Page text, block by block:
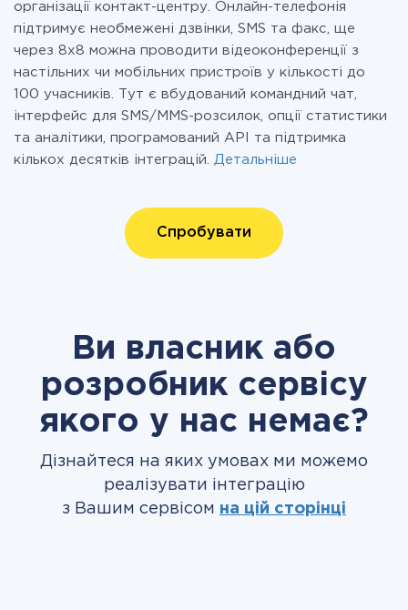
організації контакт-центру. Онлайн-телефонія
підтримує необмежені дзвінки, SMS та факс, ще
через 8х8 можна проводити відеоконференції з
настільних чи мобільних пристроїв у кількості до
100 учасників. Тут є вбудований командний чат,
інтерфейс для SMS/MMS-розсилок, опції статистики
та аналітики, програмований API та підтримка
кількох десятків інтеграцій. Детальніше
Спробувати
Ви власник або
розробник сервісу
якого у нас немає?
Дізнайтеся на яких умовах ми можемо
реалізувати інтеграцію
з Вашим сервісом на цій сторінці